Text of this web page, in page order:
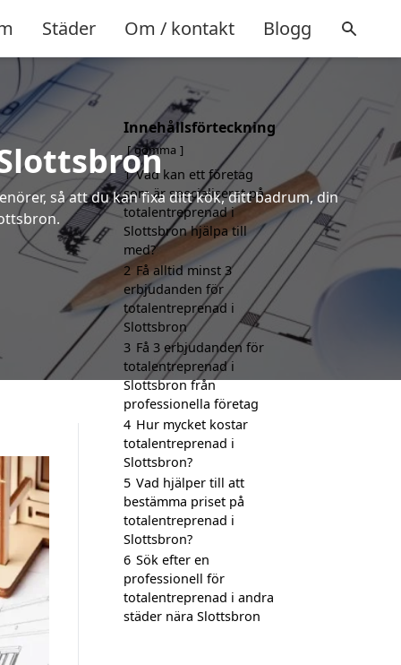
Städer Om / kontakt Blogg
så att du kan fixa ditt kök, ditt badrum, din
Innehållsförteckning
gömma
1 Vad kan ett företag
som är specialiserat på
totalentreprenad i
Slottsbron hjälpa till
med?
2 Få alltid minst 3
erbjudanden för
totalentreprenad i
Slottsbron
3 Få 3 erbjudanden för
totalentreprenad i
Slottsbron från
professionella företag
4 Hur mycket kostar
totalentreprenad i
Slottsbron?
5 Vad hjälper till att
bestämma priset på
totalentreprenad i
Slottsbron?
6 Sök efter en
professionell för
totalentreprenad i andra
städer nära Slottsbron